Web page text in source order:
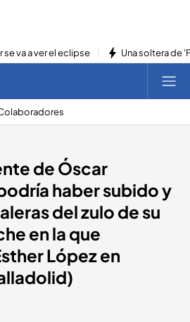
va a ver el eclipse Una soltera de
de Óscar
haber subido y
del zulo de su
en la que
López en